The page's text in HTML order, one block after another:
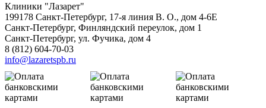
Клиники "Лазарет"
199178 Санкт-Петербург, 17-я линия В. О., дом 4-6Е
Санкт-Петербург, Финляндский переулок, дом 1
Санкт-Петербург, ул. Фучика, дом 4
8 (812) 604-70-03
info@lazaretspb.ru